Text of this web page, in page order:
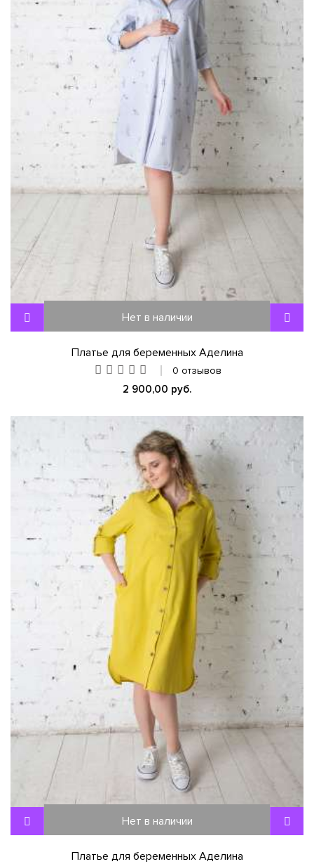
Нет в наличии
Платье для беременных Аделина
0 отзывов
2 900,00 руб.
Нет в наличии
Платье для беременных Аделина